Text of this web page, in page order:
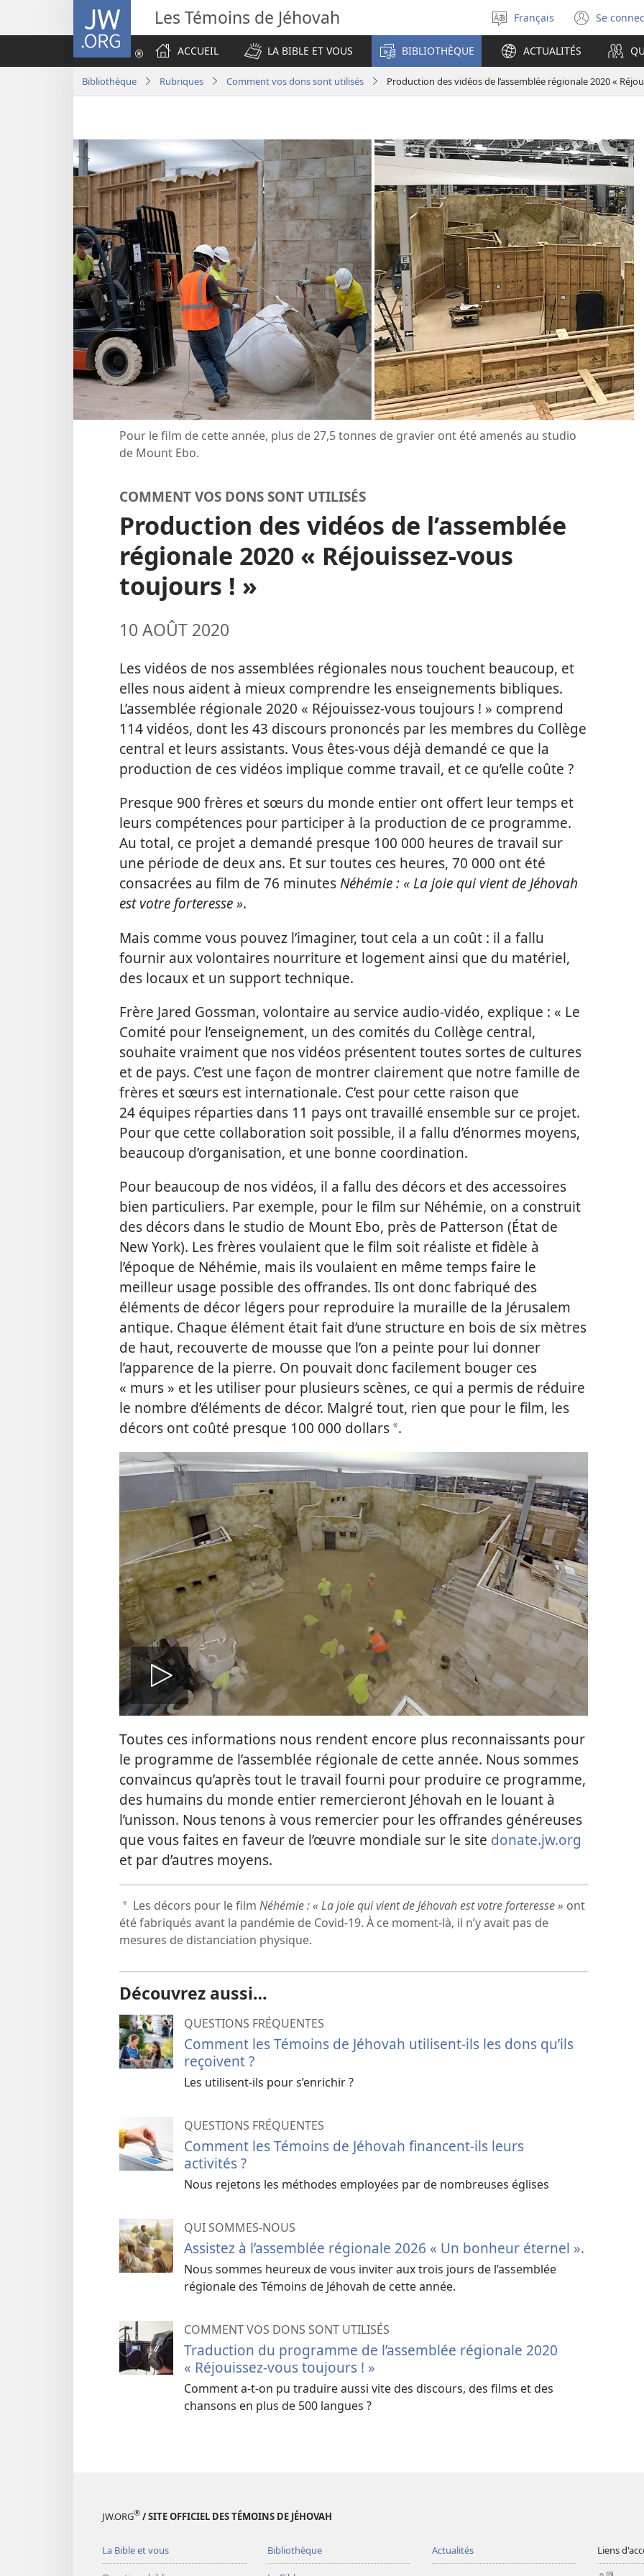
JW.ORG Les Témoins de Jéhovah
Sélectionner
la
langue
Français Se
une
ACCUEIL
LA BIBLE ET VOUS BIBLIOTHÈQUE ACTUALITÉS
Bibliothèque Rubriques Comment vos dons sont utilisés Production des vidéos de l’assemblée régionale 2020 «
Pour le film de cette année, plus de 27,5 tonnes de gravier ont été amenés au studio
de Mount Ebo.
COMMENT VOS DONS SONT UTILISÉS
Production des vidéos de l’assemblée
régionale 2020 « Réjouissez-vous
toujours ! »
10 AOÛT 2020
Les vidéos de nos assemblées régionales nous touchent beaucoup, et
elles nous aident à mieux comprendre les enseignements bibliques.
L’assemblée régionale 2020 « Réjouissez-vous toujours ! » comprend
114 vidéos, dont les 43 discours prononcés par les membres du Collège
central et leurs assistants. Vous êtes-vous déjà demandé ce que la
production de ces vidéos implique comme travail, et ce qu’elle coûte ?
Presque 900 frères et sœurs du monde entier ont offert leur temps et
leurs compétences pour participer à la production de ce programme.
Au total, ce projet a demandé presque 100 000 heures de travail sur
une période de deux ans. Et sur toutes ces heures, 70 000 ont été
consacrées au film de 76 minutesNéhémie : « La joie qui vient de Jéhovah
est votre forteresse ».
Mais comme vous pouvez l’imaginer, tout cela a un coût : il a fallu
fournir aux volontaires nourriture et logement ainsi que du matériel,
des locaux et un support technique.
Frère Jared Gossman, volontaire au service audio-vidéo, explique : « Le
Comité pour l’enseignement, un des comités du Collège central,
souhaite vraiment que nos vidéos présentent toutes sortes de cultures
et de pays. C’est une façon de montrer clairement que notre famille de
frères et sœurs est internationale. C’est pour cette raison que
24 équipes réparties dans 11 pays ont travaillé ensemble sur ce projet.
Pour que cette collaboration soit possible, il a fallu d’énormes moyens,
beaucoup d’organisation, et une bonne coordination.
Pour beaucoup de nos vidéos, il a fallu des décors et des accessoires
bien particuliers. Par exemple, pour le film sur Néhémie, on a construit
des décors dans le studio de Mount Ebo, près de Patterson (État de
New York). Les frères voulaient que le film soit réaliste et fidèle à
l’époque de Néhémie, mais ils voulaient en même temps faire le
meilleur usage possible des offrandes. Ils ont donc fabriqué des
éléments de décor légers pour reproduire la muraille de la Jérusalem
antique. Chaque élément était fait d’une structure en bois de six mètres
de haut, recouverte de mousse que l’on a peinte pour lui donner
l’apparence de la pierre. On pouvait donc facilement bouger ces
« murs » et les utiliser pour plusieurs scènes, ce qui a permis de réduire
le nombre d’éléments de décor. Malgré tout, rien que pour le film, les
décors ont coûté presque 100 000 dollarsa.
Lire
la
vidéo
Toutes ces informations nous rendent encore plus reconnaissants pour
le programme de l’assemblée régionale de cette année. Nous sommes
convaincus qu’après tout le travail fourni pour produire ce programme,
des humains du monde entier remercieront Jéhovah en le louant à
l’unisson. Nous tenons à vous remercier pour les offrandes généreuses
que vous faites en faveur de l’œuvre mondiale sur le site donate.jw.org
et par d’autres moyens.
a Les décors pour le film Néhémie : « La joie qui vient de Jéhovah est votre forteresse » ont
été fabriqués avant la pandémie de Covid-19. À ce moment-là, il n’y avait pas de
mesures de distanciation physique.
Découvrez aussi…
QUESTIONS FRÉQUENTES
Comment les Témoins de Jéhovah utilisent-ils les dons qu’ils
reçoivent ?
Les utilisent-ils pour s’enrichir ?
QUESTIONS FRÉQUENTES
Comment les Témoins de Jéhovah financent-ils leurs
activités ?
Nous rejetons les méthodes employées par de nombreuses églises
QUI SOMMES-NOUS
Assistez à l’assemblée régionale 2026 « Un bonheur éternel ».
Nous sommes heureux de vous inviter aux trois jours de l’assemblée
régionale des Témoins de Jéhovah de cette année.
COMMENT VOS DONS SONT UTILISÉS
Traduction du programme de l’assemblée régionale 2020
« Réjouissez-vous toujours ! »
Comment a-t-on pu traduire aussi vite des discours, des films et des
chansons en plus de 500 langues ?
JW.ORG® / SITE OFFICIEL DES TÉMOINS DE JÉHOVAH
La Bible et vous Bibliothèque Actualités Liens